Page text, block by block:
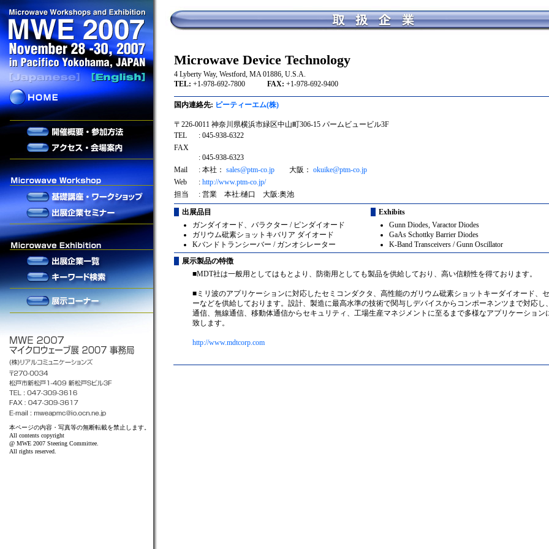
本ページの内容・写真等の無断転載を禁止します。
All contents copyright
@ MWE 2007 Steering Committee.
All rights reserved.
Microwave Device Technology
4 Lyberty Way, Westford, MA 01886, U.S.A.
TEL: +1-978-692-7800 FAX: +1-978-692-9400
国内連絡先: ピーティーエム(株)
〒226-0011 神奈川県横浜市緑区中山町306-15 パームビュービル3F
TEL
: 045-938-6322
FAX
: 045-938-6323
Mail
: 本社： sales@ptm-co.jp 大阪： okuike@ptm-co.jp
Web
: http://www.ptm-co.jp/
担当
: 営業 本社:樋口 大阪:奥池
出展品目
ガンダイオード、バラクター / ピンダイオード
ガリウム砒素ショットキバリア ダイオード
Kバンドトランシーバー / ガンオシレーター
Exhibits
Gunn Diodes, Varactor Diodes
GaAs Schottky Barrier Diodes
K-Band Transceivers / Gunn Oscillator
展示製品の特徴
■MDT社は一般用としてはもとより、防衛用としても製品を供給しており、高い信頼性を得ております。
■ミリ波のアプリケーションに対応したセミコンダクタ、高性能のガリウム砒素ショットキーダイオード、
ーなどを供給しております。設計、製造に最高水準の技術で関与しデバイスからコンポーネンツまで対応し
通信、無線通信、移動体通信からセキュリティ、工場生産マネジメントに至るまで多様なアプリケーション
致します。
http://www.mdtcorp.com